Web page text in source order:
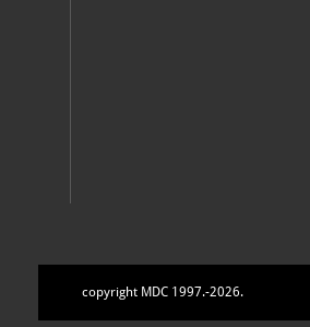
copyright MDC 1997.-2026.